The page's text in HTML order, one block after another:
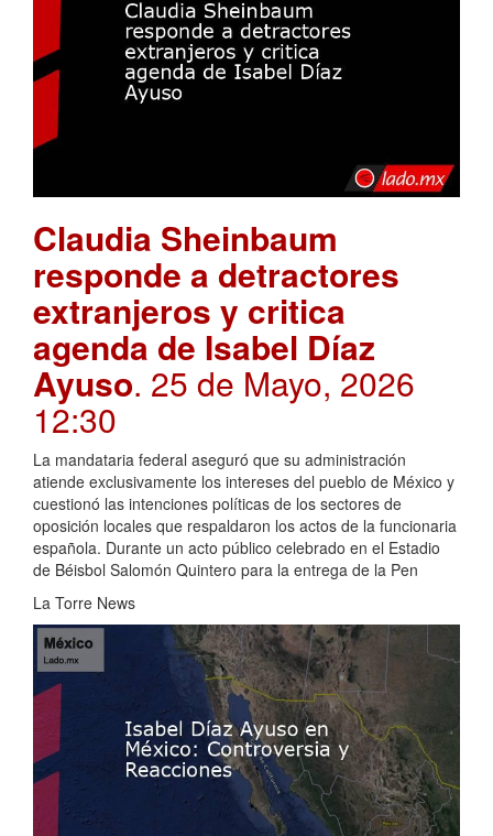
Claudia Sheinbaum
responde a detractores
extranjeros y critica
agenda de Isabel Díaz
Ayuso. 25 de Mayo, 2026
12:30
La mandataria federal aseguró que su administración
atiende exclusivamente los intereses del pueblo de México y
cuestionó las intenciones políticas de los sectores de
oposición locales que respaldaron los actos de la funcionaria
española. Durante un acto público celebrado en el Estadio
de Béisbol Salomón Quintero para la entrega de la Pen
La Torre News